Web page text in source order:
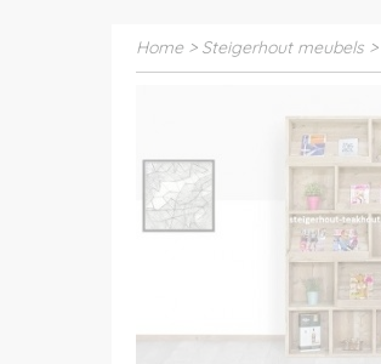
Home> Steigerhout meubels >